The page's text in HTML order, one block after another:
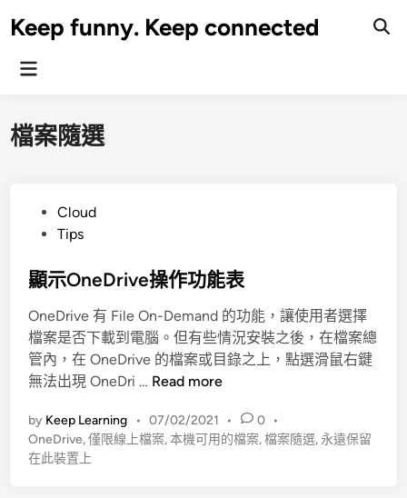
toKeep funny. Keep connected
Main
檔案隨選
t
d
i
n
Cloud
Tips
顯示OneDrive操作功能表
OneDrive 有 File On-Demand 的功能，讓使用者選擇
檔案是否下載到電腦。但有些情況安裝之後，在檔案總
管內，在 OneDrive 的檔案或目錄之上，點選滑鼠右鍵
無法出現 OneDri … 顯
O
n
Read more
by Keep Learning • 07/02/2021 • 0 •
OneDrive,僅限線上檔案,本機可用的檔案,檔案隨選,永遠保留
在此裝置上